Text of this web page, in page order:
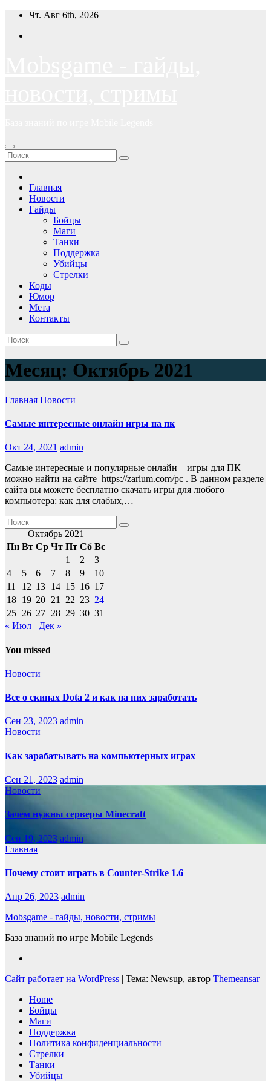
Перейти
содержимому
Чт. Авг 6th, 2026
Главная
Новости
Гайды
Бойцы
Маги
Танки
Поддержка
Убийцы
Стрелки
Коды
Юмор
Мета
Контакты
Месяц: Октябрь 2021
Главная Новости
Самые интересные онлайн игры на пк
Окт 24, 2021 admin
Самые интересные и популярные онлайн – игры для ПК
можно найти на сайте https://zarium.com/pc . В данном разделе
сайта вы можете бесплатно скачать игры для любого
компьютера: как для слабых,…
Октябрь 2021
Пн Вт Ср Чт Пт Сб Вс
1
2
3
4
5 6 7 8 9
10
11
12 13 14 15 16 17
18 19 20 21 22 23 24
25 26 27 28 29 30 31
« Июл
Дек »
You missed
Новости
Все о скинах Dota 2 и как на них заработать
Сен 23, 2023 admin
Новости
Как зарабатывать на компьютерных играх
Сен 21, 2023 admin
Новости
Зачем нужны серверы Minecraft
Сен 19, 2023 admin
Главная
Почему стоит играть в Counter-Strike 1.6
Апр 26, 2023 admin
Mobsgame - гайды, новости, стримы
База знаний по игре Mobile Legends
Сайт работает на WordPress | Тема: Newsup, автор Themeansar
Home
Бойцы
Маги
Поддержка
Политика конфиденциальности
Стрелки
Танки
Убийцы